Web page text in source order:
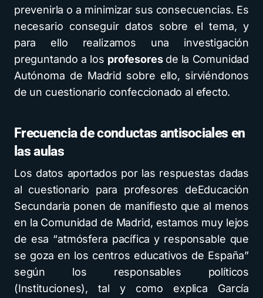
prevenirla o a minimizar sus consecuencias. Es
necesario conseguir datos sobre el tema, y
para ello realizamos una investigación
preguntando a los profesores de la Comunidad
Autónoma de Madrid sobre ello, sirviéndonos
de un cuestionario confeccionado al efecto.
Frecuencia de conductas antisociales en
las aulas
Los datos aportados por las respuestas dadas
al cuestionario para profesores deEducación
Secundaria ponen de manifiesto que al menos
en la Comunidad de Madrid, estamos muy lejos
de esa “atmósfera pacífica y responsable que
se goza en los centros educativos de España”
según los responsables políticos
(Instituciones), tal y como explica García